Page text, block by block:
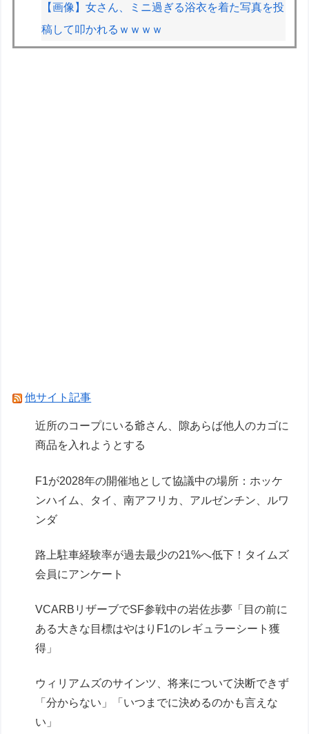
【画像】女さん、ミニ過ぎる浴衣を着た写真を投
稿して叩かれるｗｗｗｗ
他サイト記事
近所のコープにいる爺さん、隙あらば他人のカゴに
商品を入れようとする
F1が2028年の開催地として協議中の場所：ホッケ
ンハイム、タイ、南アフリカ、アルゼンチン、ルワ
ンダ
路上駐車経験率が過去最少の21%へ低下！タイムズ
会員にアンケート
VCARBリザーブでSF参戦中の岩佐歩夢「目の前に
ある大きな目標はやはりF1のレギュラーシート獲
得」
ウィリアムズのサインツ、将来について決断できず
「分からない」「いつまでに決めるのかも言えな
い」